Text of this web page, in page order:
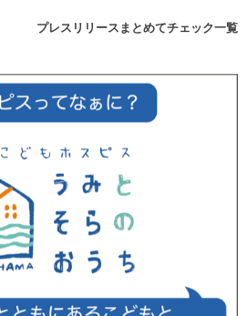
プレスリリースまとめてチェック一覧